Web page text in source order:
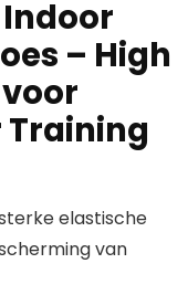
– High
Training
elastische
van